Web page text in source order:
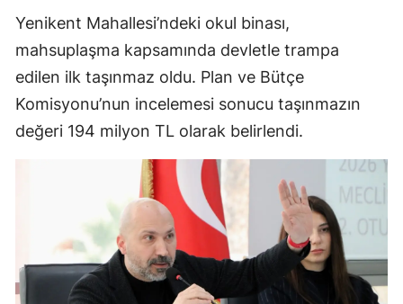
Yenikent Mahallesi’ndeki okul binası,
mahsuplaşma kapsamında devletle trampa
edilen ilk taşınmaz oldu. Plan ve Bütçe
Komisyonu’nun incelemesi sonucu taşınmazın
değeri 194 milyon TL olarak belirlendi.